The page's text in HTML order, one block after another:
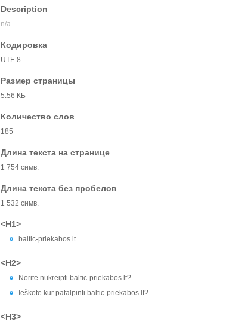
Description
n/a
Кодировка
UTF-8
Размер страницы
5.56 КБ
Количество слов
185
Длина текста на странице
1 754 симв.
Длина текста без пробелов
1 532 симв.
<H1>
baltic-priekabos.lt
<H2>
Norite nukreipti baltic-priekabos.lt?
Ieškote kur patalpinti baltic-priekabos.lt?
<H3>